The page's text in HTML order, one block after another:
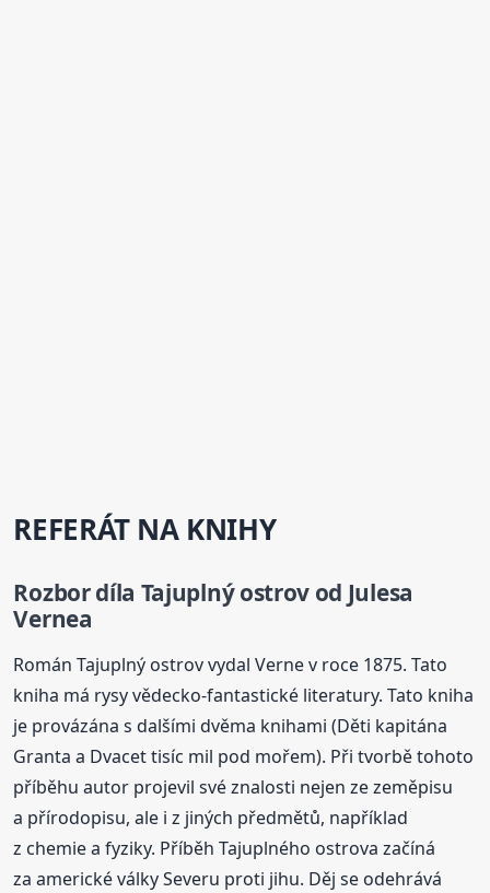
REFERÁT NA KNIHY
Rozbor díla Tajuplný ostrov od Julesa
Vernea
Román Tajuplný ostrov vydal Verne v roce 1875. Tato
kniha má rysy vědecko-fantastické literatury. Tato kniha
je provázána s dalšími dvěma knihami (Děti kapitána
Granta a Dvacet tisíc mil pod mořem). Při tvorbě tohoto
příběhu autor projevil své znalosti nejen ze zeměpisu
a přírodopisu, ale i z jiných předmětů, například
z chemie a fyziky. Příběh Tajuplného ostrova začíná
za americké války Severu proti jihu. Děj se odehrává